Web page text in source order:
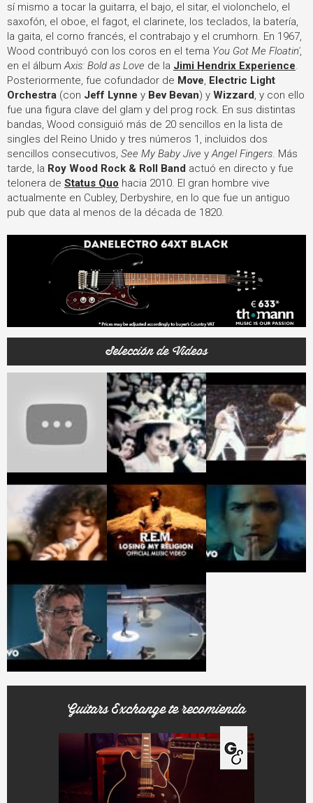
sí mismo a tocar la guitarra, el bajo, el sitar, el violonchelo, el
saxofón, el oboe, el fagot, el clarinete, los teclados, la batería,
la gaita, el corno francés, el contrabajo y el crumhorn. En 1967,
Wood contribuyó con los coros en el tema You Got Me Floatin',
en el álbumAxis: Bold as Love de la Jimi Hendrix Experience.
Posteriormente, fue cofundador de Move, Electric Light
Orchestra (con Jeff Lynne y Bev Bevan) y Wizzard, y con ello
fue una figura clave del glam y del prog rock. En sus distintas
bandas, Wood consiguió más de 20 sencillos en la lista de
singles del Reino Unido y tres números 1, incluidos dos
sencillos consecutivos, See My Baby Jive yAngel Fingers. Más
tarde, la Roy Wood Rock & Roll Band actuó en directo y fue
telonera de Status Quo hacia 2010. El gran hombre vive
actualmente en Cubley, Derbyshire, en lo que fue un antiguo
pub que data al menos de la década de 1820.
Selección de Videos
Guitars Exchange te recomienda